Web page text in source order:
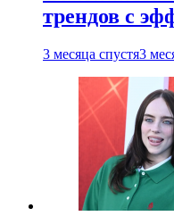
трендов с
3 месяца спустя3